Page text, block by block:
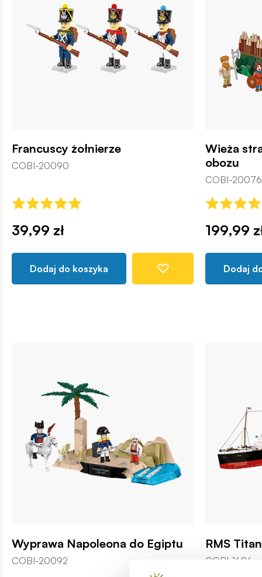
Francuscy żołnierze
COBI-20090
39,99 zł
Dodaj do koszyka
Wieża
obozu
COBI-20076
199,99
Dodaj
Wyprawa Napoleona do Egiptu
COBI-20092
RMS
COBI-1686